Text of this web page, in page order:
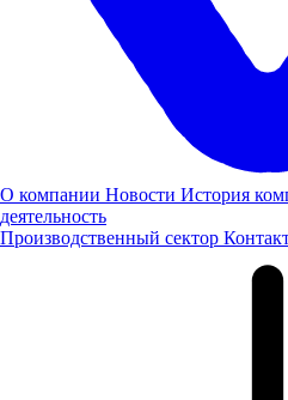
О компании Новости История
деятельность
Производственный сектор
ПРЕЗЕНТАЦИЯ ТЕХНИКИ
РЕСПУБЛИКИ ЧУВАШИЯ
В рамках рабочего визита в
состоялась встреча